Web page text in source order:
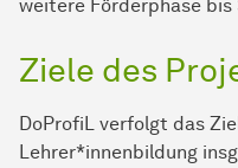
weitere Förderphase bis
Ziele des
DoProfiL verfolgt das
Lehrer*innenbildung